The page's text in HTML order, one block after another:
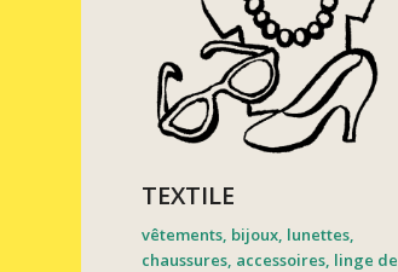
TEXTILE
vêtements, bijoux, lunettes,
chaussures, accessoires, linge de